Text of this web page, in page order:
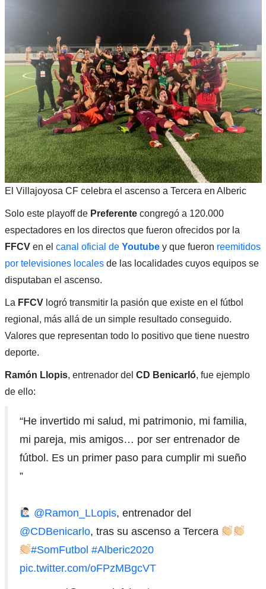
El Villajoyosa CF celebra el ascenso a Tercera en Alberic
Solo este playoff de Preferentecongregó a 120.000
espectadores en los directos que fueron ofrecidos por la
FFCVen el canal oficial de Youtube y que fueron reemitidos
por televisiones locales de las localidades cuyos equipos se
disputaban el ascenso.
La FFCVlogró transmitir la pasión que existe en el fútbol
regional, más allá de un simple resultado conseguido.
Valores que representan todo lo positivo que tiene nuestro
deporte.
Ramón Llopis, entrenador del CD Benicarló, fue ejemplo
de ello:
“He invertido mi salud, mi patrimonio, mi familia,
mi pareja, mis amigos… por ser entrenador de
fútbol. Es un primer paso para cumplir mi sueño
”
@Ramon_LLopis, entrenador del
@CDBenicarlo, tras su ascenso a Tercera
#SomFutbol #Alberic2020
pic.twitter.com/oFPzMBgcVT